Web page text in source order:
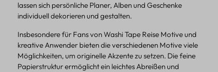
lassen sich persönliche Planer, Alben und Geschenke
individuell dekorieren und gestalten.
Insbesondere für Fans von Washi Tape Reise Motive und
kreative Anwender bieten die verschiedenen Motive viele
Möglichkeiten, um originelle Akzente zu setzen. Die feine
Papierstruktur ermöglicht ein leichtes Abreißen und